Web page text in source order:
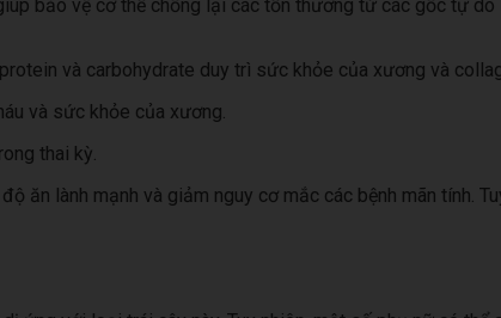
bảo vệ cơ thể chống lại các tổn thương từ các gốc tự
và carbohydrate duy trì sức khỏe của xương và
và sức khỏe của xương.
thai kỳ.
ăn lành mạnh và giảm nguy cơ mắc các bệnh mãn tính.